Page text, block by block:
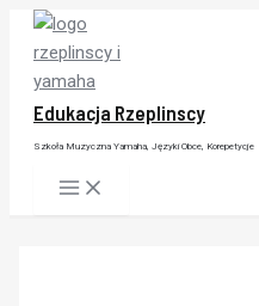
Skip
content
Edukacja Rzeplinscy
Szkoła Muzyczna Yamaha, Języki Obce, Korepetycje
Main
Menu